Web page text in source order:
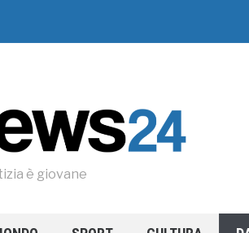
è giovane